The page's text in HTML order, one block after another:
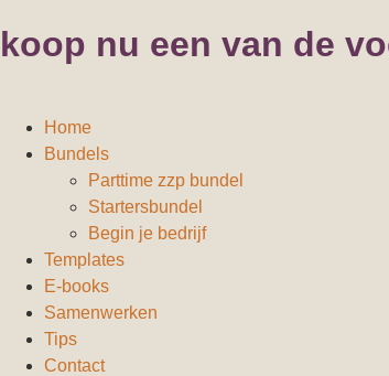
koop nu een van de
Home
Bundels
Parttime zzp bundel
Startersbundel
Begin je bedrijf
Templates
E-books
Samenwerken
Tips
Contact